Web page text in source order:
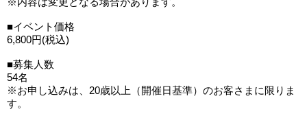
■イベント価格
6,800円(税込)
■募集人数
54名
※お申し込みは、20歳以上（開催日基準）のお客さまに限りま
す。